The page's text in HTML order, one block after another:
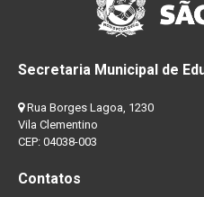
Secretaria Municipal de
Rua Borges Lagoa, 1230
Vila Clementino
CEP: 04038-003
Contatos